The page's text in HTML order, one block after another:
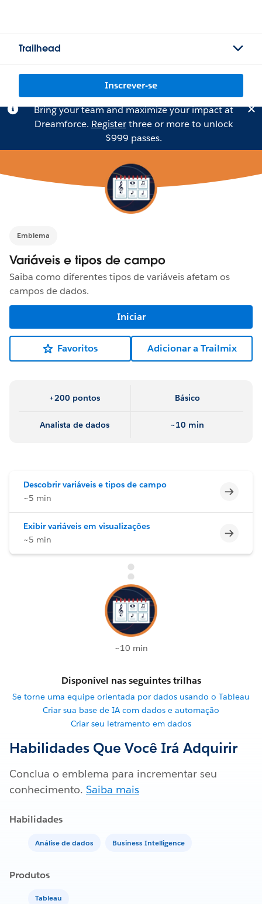
Trailhead
Inscrever-se
Bring your team and maximize your impact at
Dreamforce. Registerthree or more to unlock
$999 passes.
Emblema
Variáveis e tipos de campo
Saiba como diferentes tipos de variáveis afetam os
campos de dados.
Iniciar
Favoritos Adicionar a Trailmix
+200 pontos Básico
Analista de dados ~10 min
Descobrir variáveis e tipos de campo
~5 min
Exibir variáveis em visualizações
~5 min
~10 min
Disponível nas seguintes trilhas
Se torne uma equipe orientada por dados usando o Tableau
Criar sua base de IA com dados e automação
Criar seu letramento em dados
Habilidades Que Você Irá Adquirir
Conclua o emblema para incrementar seu
conhecimento. Saiba mais
Habilidades
Análise de dados Business Intelligence
Produtos
Tableau